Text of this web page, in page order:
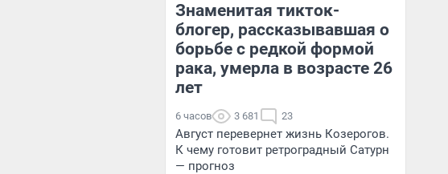
Знаменитая тикток-
блогер, рассказывавшая о
борьбе с редкой формой
рака, умерла в возрасте 26
лет
6 часов 3 681 23
Август перевернет жизнь Козерогов.
К чему готовит ретроградный Сатурн
— прогноз